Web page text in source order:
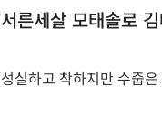
서른세살 모태솔로
성실하고 착하지만 수줍